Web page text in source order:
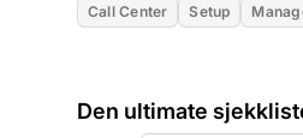
Call Center Setup
Den ultimate